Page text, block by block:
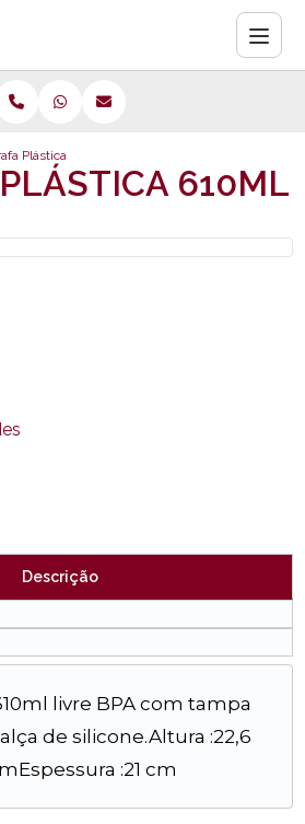
Plástica 610ml
610ML
Descrição
livre BPA com tampa
de silicone.Altura :22,6
:21 cm